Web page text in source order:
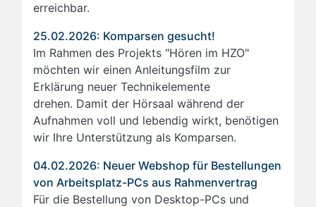
erreichbar.
25.02.2026: Komparsen gesucht!
Im Rahmen des Projekts "Hören im HZO"
möchten wir einen Anleitungsfilm zur
Erklärung neuer Technikelemente
drehen. Damit der Hörsaal während der
Aufnahmen voll und lebendig wirkt, benötigen
wir Ihre Unterstützung als Komparsen.
04.02.2026: Neuer Webshop für Bestellungen
von Arbeitsplatz-PCs aus Rahmenvertrag
Für die Bestellung von Desktop-PCs und